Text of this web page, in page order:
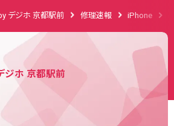
デジホ 京都駅前 修理速報 iPhone
ジホ 京都駅前